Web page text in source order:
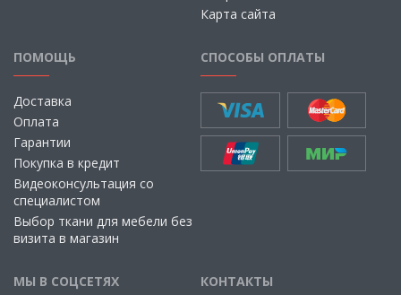
Карта сайта
ПОМОЩЬ
Доставка
Оплата
Гарантии
Покупка в кредит
Видеоконсультация со
специалистом
Выбор ткани для мебели без
визита в магазин
СПОСОБЫ ОПЛАТЫ
МЫ В СОЦСЕТЯХ КОНТАКТЫ